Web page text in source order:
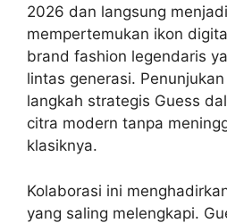
2026 dan langsung
mempertemukan ikon
brand fashion legendaris
lintas generasi.
langkah strategis Guess
citra modern tanpa
klasiknya.
Kolaborasi ini
yang saling melengkapi.